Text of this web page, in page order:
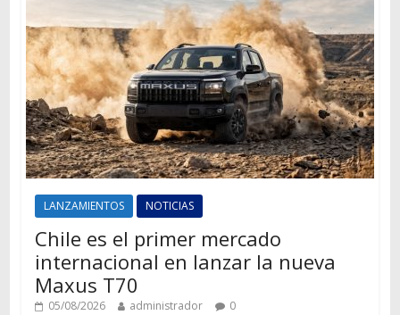
LANZAMIENTOS NOTICIAS
Chile es el primer mercado
internacional en lanzar la nueva
Maxus T70
05/08/2026 administrador 0